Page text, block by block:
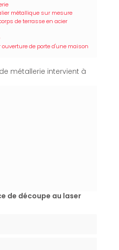
métallique sur mesure
de terrasse en acier
de porte d'une maison
de métallerie intervient à
de découpe au laser